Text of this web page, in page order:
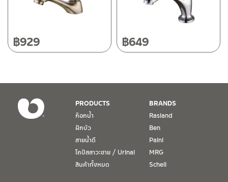
วันจันทร์ – วันศุกร์ เวลา 8:30-17:30 น.
วันเสาร์ เวลา 8:30-15:00 น.
1. การรับประกัน จะต้องมีหลักฐานการซื้อ หรือ ใบเสร็จ โดยทางบริษัทฯ
ขอตรวจสอบโดยนับวันซื้อขายเป็นสำคัญ ทางบริษัทฯ ไม่สามารถให้
เงื่อนไขการรับประกันสินค้าได้ หากไม่มีเอกสารดังกล่าว
2. การรับประกันสินค้า จะรับประกันฉพาะสินค้าที่อยู่ในสภาพการใช้งาน
ปกติ หากมีตำหนิ ชำรุด ร้าว ตกพื้น หรือสภาพภายนอกอยู่ในสภาพที่ใช้
฿929 ฿649
PRODUCTS
ก๊อกน้ำ
ฝักบัว
สายน้ำดี
โถปัสสาวะชาย / Urinal
สินค้าทั้งหมด
BRANDS
Rasland
Ben
Paini
MRG
Schell